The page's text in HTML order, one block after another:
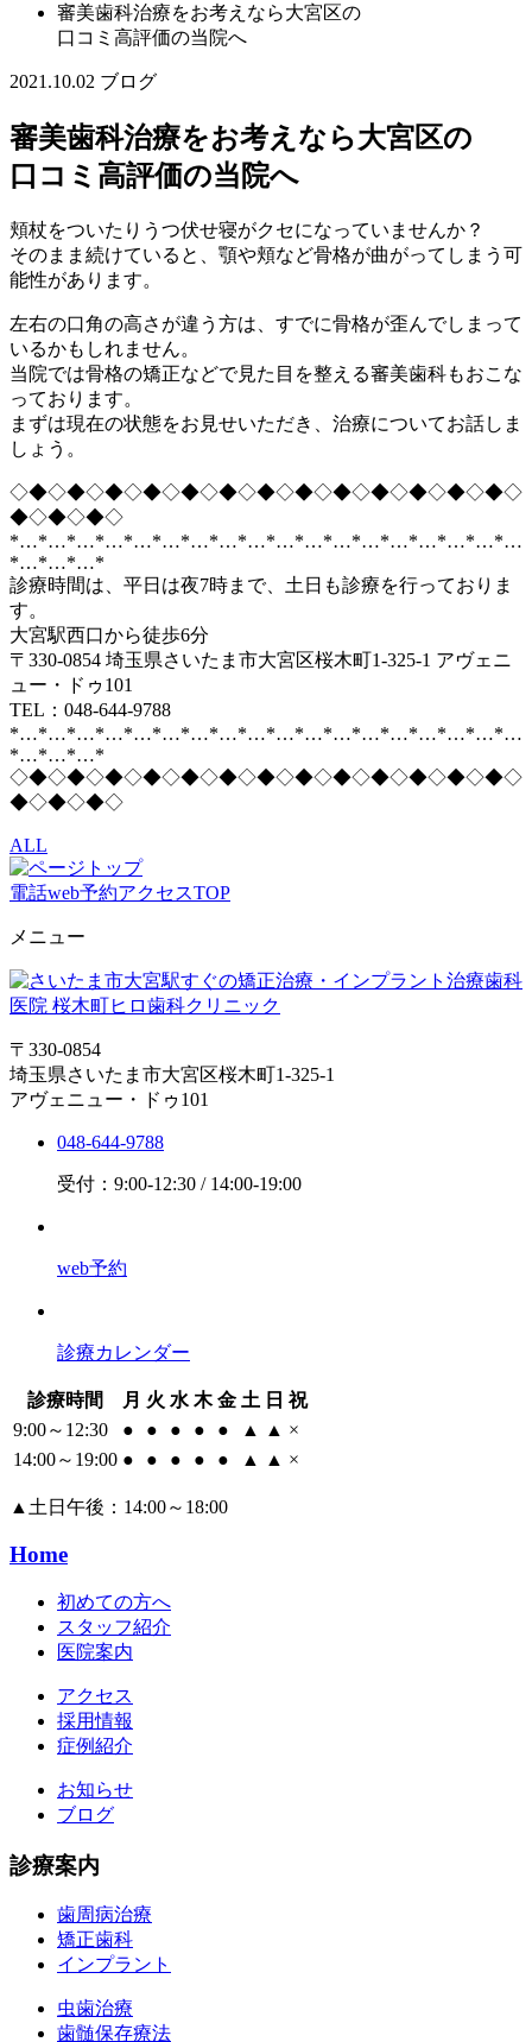
審美歯科治療をお考えなら大宮区の
口コミ高評価の当院へ
2021.10.02 ブログ
審美歯科治療をお考えなら大宮区の
口コミ高評価の当院へ
頬杖をついたりうつ伏せ寝がクセになっていませんか？
そのまま続けていると、顎や頬など骨格が曲がってしまう可
能性があります。
左右の口角の高さが違う方は、すでに骨格が歪んでしまって
いるかもしれません。
当院では骨格の矯正などで見た目を整える審美歯科もおこな
っております。
まずは現在の状態をお見せいただき、治療についてお話しま
しょう。
◇◆◇◆◇◆◇◆◇◆◇◆◇◆◇◆◇◆◇◆◇◆◇◆◇◆◇
◆◇◆◇◆◇
*…*…*…*…*…*…*…*…*…*…*…*…*…*…*…*…*…*…
*…*…*…*
診療時間は、平日は夜7時まで、土日も診療を行っておりま
す。
大宮駅西口から徒歩6分
〒330-0854 埼玉県さいたま市大宮区桜木町1-325-1 アヴェニ
ュー・ドゥ101
TEL：048-644-9788
*…*…*…*…*…*…*…*…*…*…*…*…*…*…*…*…*…*…
*…*…*…*
◇◆◇◆◇◆◇◆◇◆◇◆◇◆◇◆◇◆◇◆◇◆◇◆◇◆◇
◆◇◆◇◆◇
ALL
電話web予約アクセスTOP
メニュー
〒330-0854
埼玉県さいたま市大宮区桜木町1-325-1
アヴェニュー・ドゥ101
048-644-9788
受付：9:00-12:30 / 14:00-19:00
web予約
診療カレンダー
診療時間 月 火 水 木 金 土 日 祝
9:00～12:30
● ● ● ● ● ▲ ▲ ×
14:00～19:00 ● ● ● ● ● ▲ ▲ ×
▲ 土日午後：14:00～18:00
Home
初めての方へ
スタッフ紹介
医院案内
アクセス
採用情報
症例紹介
お知らせ
ブログ
診療案内
歯周病治療
矯正歯科
インプラント
虫歯治療
歯髄保存療法